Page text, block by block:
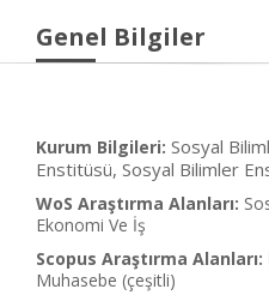
Genel Bilgiler
Kurum Bilgileri: Sosyal
Enstitüsü, Sosyal Bilimler
WoS Araştırma Alanları:
Ekonomi Ve İş
Scopus Araştırma Alanları:
Muhasebe (çeşitli)